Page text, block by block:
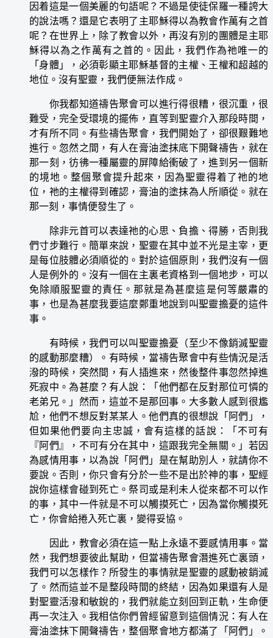
因着這是一個美麗的句語呢？不過是使徒保羅一種誇大
的說法嗎？還是它表明了主耶穌得以為教會作萬有之首
呢？在世界上，除了教會以外，再沒有別的團體是主耶
穌得以為之作萬有之首的。因此，我們作為祂唯一的
「身體」，必須彰顯主耶穌基督的主權、王權和超越的
地位。沒有聖靈，我們便無法作成。
你我都知道禱告聚會可以進行得很糟，很沉重，很
難受，完全受環境的擺佈，直等到聖靈介入那段時間，
才有所不同。有些禱告聚會，我們開始了，卻很艱難地
進行。忽然之間，有人在膏油塗抹底下開聲禱告，就在
那一刻，彷彿一種屬靈的屏障給衝破了，進到另一個新
的境地。整個聚會提升起來，因為聖靈得着了祂的地
位，祂的主權得到確認，膏油的塗抹為人所順從。就在
那一刻，事情便發生了。
除非元首可以表達祂的心思、負擔、得勝，否則我
們寸步難行。簡單來說，聖靈在其中並不光是主宰，更
是每位肢體必須順從的。對於這個原則，我們沒有一個
人是例外的。沒有一個在主裏老資格到一個地步，可以
免除順服聖靈的責任。那就是為甚麼這是何等嚴肅的
事，也是為甚麼我要這麼鄭重地說到叫聖靈擔憂的這件
事。
有時候，我們可以叫聖靈擔憂（至少不像銷滅聖靈
的感動那麼糟）。有時候，當禱告聚會中有些情況是活
潑的時候，突然間，有人插進來，然後整件事忽然掉進
死寂中。為甚麼？有人說：「他們都在反對那位可憐的
老弟兄。」然而，這並不是那回事。大多數人感到很尷
尬，他們不想反對某某人。他們真的很想說「阿們」，
但如果他們要向主忠誠，會有這樣的話說：「不可有
『阿們』，不可有分在其中，這跟我完全無關。」若因
為感情用事，以為說「阿們」是在幫助別人，就請你不
要說。否則，你只會有分於一些不是出於神的事，聖經
說你這樣會碰到死亡。祭司或是利未人從來都不可以作
的事，其中一件就是不可以觸摸死亡，因為當你觸摸死
亡，你會給捲入死亡裏，變得妥協。
因此，教會必須在這一點上永遠不要感情用事。當
然，我們想要彼此幫助，但當禱告聚會潛進死亡裏頭，
我們可以怎樣作？所發生的事情就是聖靈的感動被銷滅
了。然而這並不是整段時間的終結，因為如果還有人是
對聖靈活潑和敏銳的，我們就能立刻回到正軌，生命便
再一次注入。我相信你們曾經留意到這個情況：有人在
膏油塗抹下開聲禱告，整個聚會地方都滿了「阿們」。